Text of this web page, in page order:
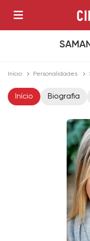
Início Personalidades
Início Biografia